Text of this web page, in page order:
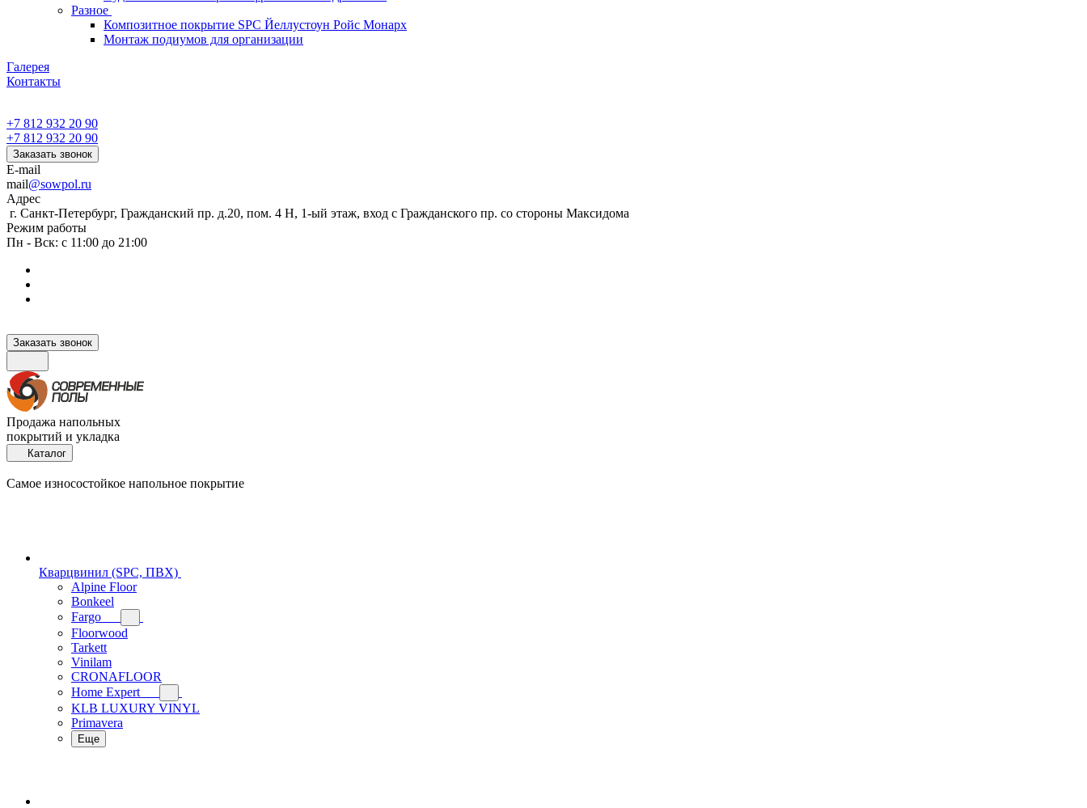
Разное
Композитное покрытие SPC Йеллустоун Ройс Монарх
Монтаж подиумов для организации
Галерея
Контакты
+7 812 932 20 90
+7 812 932 20 90
Заказать звонок
E-mail
mail@sowpol.ru
Адрес
г. Санкт-Петербург, Гражданский пр. д.20, пом. 4 Н, 1-ый этаж, вход с Гражданского пр. со стороны Максидома
Режим работы
Пн - Вск: с 11:00 до 21:00
Заказать звонок
Продажа напольных
покрытий и укладка
Каталог
Самое износостойкое напольное покрытие
Кварцвинил (SPC, ПВХ)
Alpine Floor
Bonkeel
Fargo
Floorwood
Tarkett
Vinilam
CRONAFLOOR
Home Expert
KLB LUXURY VINYL
Primavera
Еще